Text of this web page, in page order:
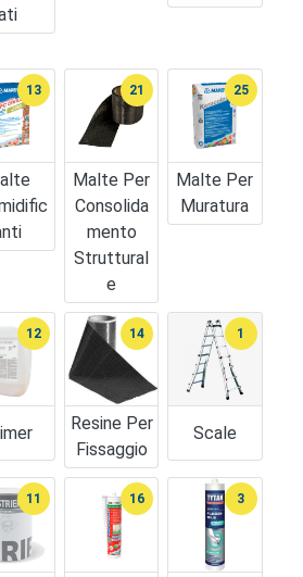
13
Malte Per
Consolida
Mento
Struttural
E
21
Malte Per
Muratura
25
12
Resine Per
Fissaggio
14
Scale
1
11 16 3